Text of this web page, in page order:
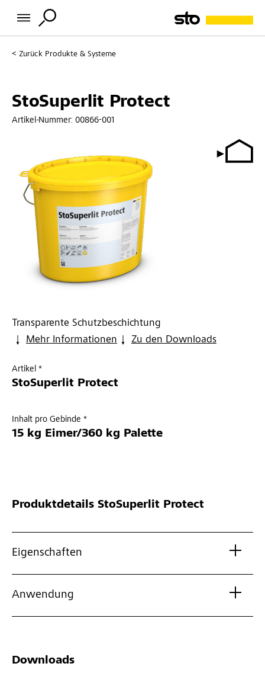
Zurück Produkte & Systeme
StoSuperlit Protect
Artikel-Nummer: 00866-001
Transparente Schutzbeschichtung
Mehr Informationen
Zu den Downloads
Artikel *
StoSuperlit Protect
Inhalt pro Gebinde *
15 kg Eimer/360 kg Palette
Produktdetails StoSuperlit Protect
Eigenschaften
Anwendung
Downloads